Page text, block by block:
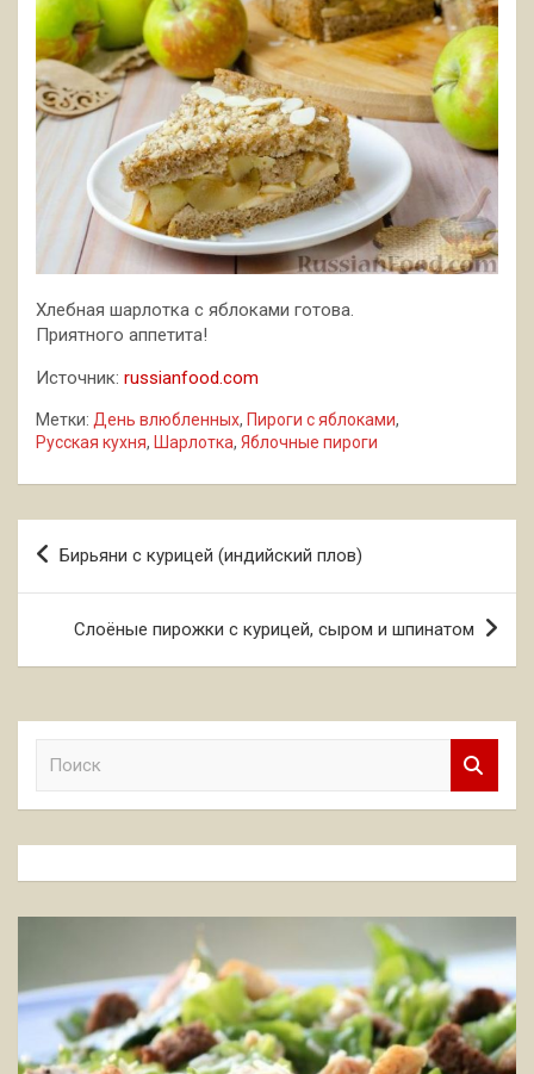
Хлебная шарлотка с яблоками готова.
Приятного аппетита!
Источник: russianfood.com
Метки: День влюбленных, Пироги с яблоками,
Русская кухня, Шарлотка, Яблочные пироги
Навигация
записям
Бирьяни с курицей (индийский плов)
Слоёные пирожки с курицей, сыром и шпинатом
к